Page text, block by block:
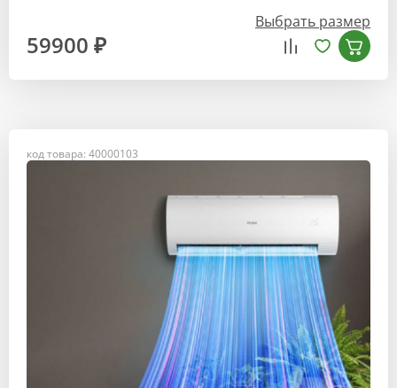
Выбрать размер
59900 ₽
код товара: 40000103